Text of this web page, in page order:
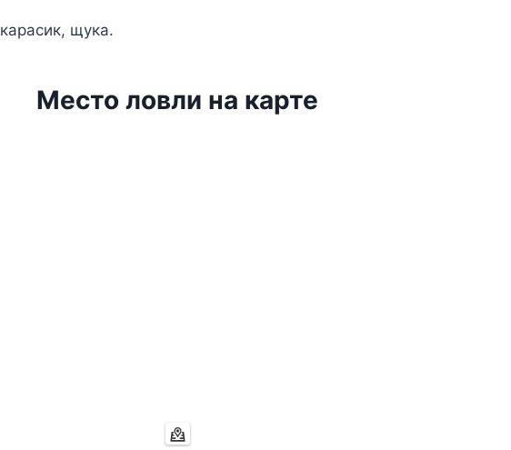
карасик, щука.
Место ловли на карте